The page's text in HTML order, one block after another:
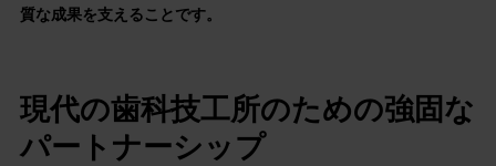
質な成果を支えることです。
現代の歯科技工所のための強固な
パートナーシップ